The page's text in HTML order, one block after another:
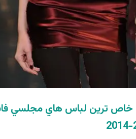
و خاص ترين لباس هاي مجلسي